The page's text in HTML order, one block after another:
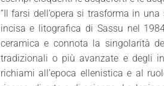
“Il farsi dell’opera si trasforma in
incisa e litografica di Sassu nel
ceramica e connota la singolarità
tradizionali o più avanzate e degli
richiami all’epoca ellenistica e al